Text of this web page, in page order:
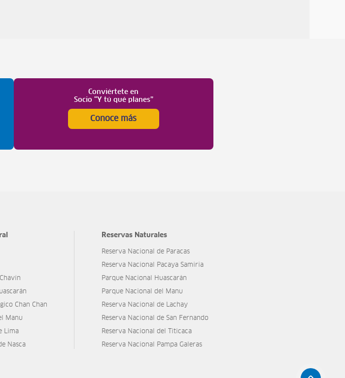
Conviértete en
Socio “Y tú qué planes”
Conoce más
Chan Chan
Manu
Lima
Nasca
Reservas Naturales
Reserva Nacional de Paracas
Reserva Nacional Pacaya Samiria
Parque Nacional Huascarán
Parque Nacional del Manu
Reserva Nacional de Lachay
Reserva Nacional de San Fernando
Reserva Nacional del Titicaca
Reserva Nacional Pampa Galeras